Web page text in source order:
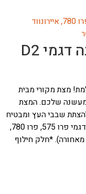
מצת מקורי מבית
שלכם. המצת
שבבי העץ ומבטיח
מתאים לדגמי פרו 575, פרו 780,
מאחורה).*חלק חילוף